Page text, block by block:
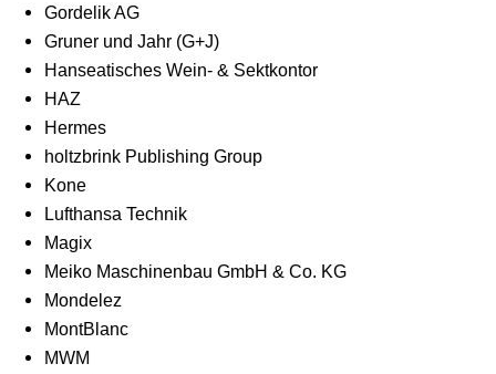
Gordelik AG
Gruner und Jahr (G+J)
Hanseatisches Wein- & Sektkontor
HAZ
Hermes
holtzbrink Publishing Group
Kone
Lufthansa Technik
Magix
Meiko Maschinenbau GmbH & Co. KG
Mondelez
MontBlanc
MWM